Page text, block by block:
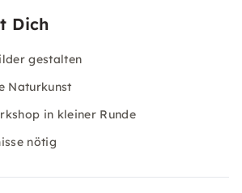
Dich
gestalten
Naturkunst
in kleiner Runde
nötig